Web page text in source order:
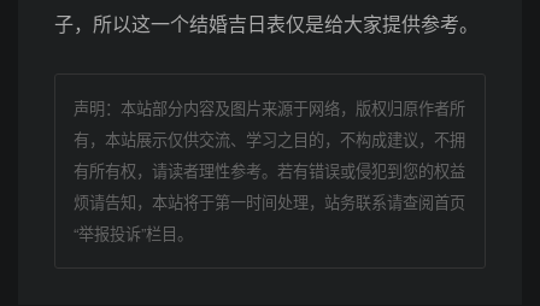
子，所以这一个结婚吉日表仅是给大家提供参考。
声明：本站部分内容及图片来源于网络，版权归原作者所
有，本站展示仅供交流、学习之目的，不构成建议，不拥
有所有权，请读者理性参考。若有错误或侵犯到您的权益
烦请告知，本站将于第一时间处理，站务联系请查阅首页
“举报投诉”栏目。